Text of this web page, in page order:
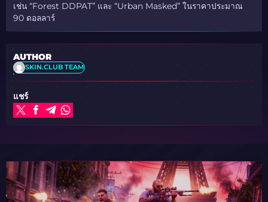
เช่น “Forest DDPAT” และ “Urban Masked” ในราคาประมาณ
90 ดอลลาร์
AUTHOR
SKIN.CLUB TEAM
แชร์